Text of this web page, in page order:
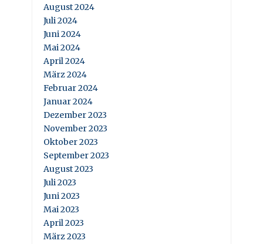
August 2024
Juli 2024
Juni 2024
Mai 2024
April 2024
März 2024
Februar 2024
Januar 2024
Dezember 2023
November 2023
Oktober 2023
September 2023
August 2023
Juli 2023
Juni 2023
Mai 2023
April 2023
März 2023